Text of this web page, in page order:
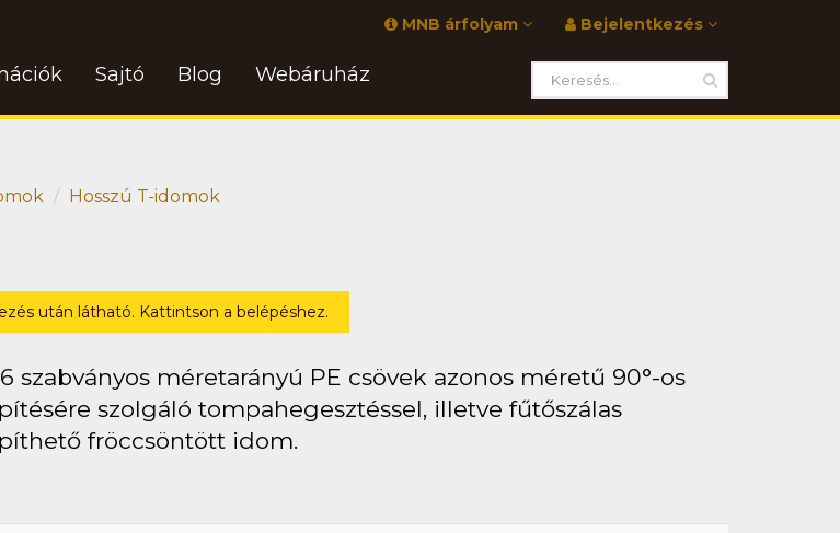
Bejelentkezés
MNB árfolyam
Sajtó Blog Webáruház
Hosszú T-idomok
után látható. Kattintson a belépéshez.
szabványos méretarányú PE csövek azonos méretű 90°-os
szolgáló tompahegesztéssel, illetve fűtőszálas
fröccsöntött idom.